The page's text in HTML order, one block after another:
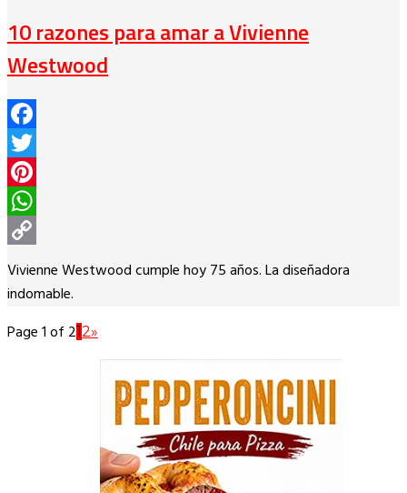
10 razones para amar a Vivienne
Westwood
Facebook
Twitter
Pinterest
WhatsApp
Copy
Link
Vivienne Westwood cumple hoy 75 años. La diseñadora
indomable.
Page 1 of 212»